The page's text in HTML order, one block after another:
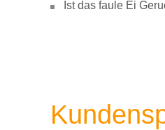
Ist das faule Ei